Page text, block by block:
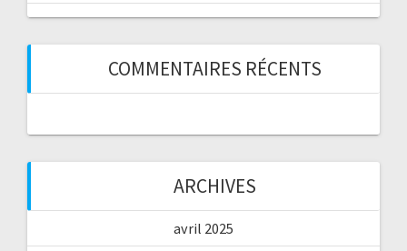
COMMENTAIRES RÉCENTS
ARCHIVES
avril 2025